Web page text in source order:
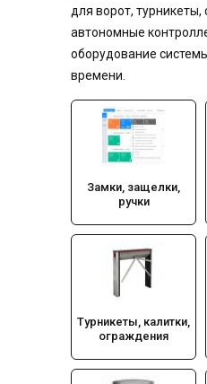
для ворот, турникеты,
автономные
оборудование
времени.
Замки, защелки,
ручки
Турникеты, калитки,
ограждения